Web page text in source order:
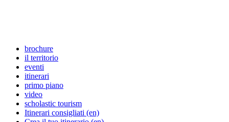
brochure
il territorio
eventi
itinerari
primo piano
video
scholastic tourism
Itinerari consigliati (en)